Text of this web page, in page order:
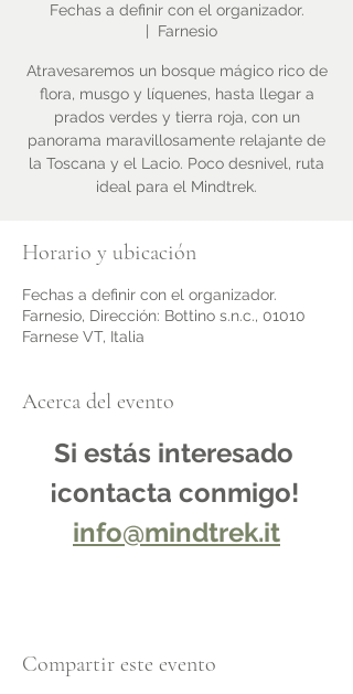
Fechas a definir con el organizador.
Farnesio
Atravesaremos un bosque mágico rico de
flora, musgo y líquenes, hasta llegar a
prados verdes y tierra roja, con un
panorama maravillosamente relajante de
la Toscana y el Lacio. Poco desnivel, ruta
ideal para el Mindtrek.
Horario y ubicación
Fechas a definir con el organizador.
Farnesio, Dirección: Bottino s.n.c., 01010
Farnese VT, Italia
Acerca del evento
Si estás interesado
¡contacta conmigo!
info@mindtrek.it
Compartir este evento